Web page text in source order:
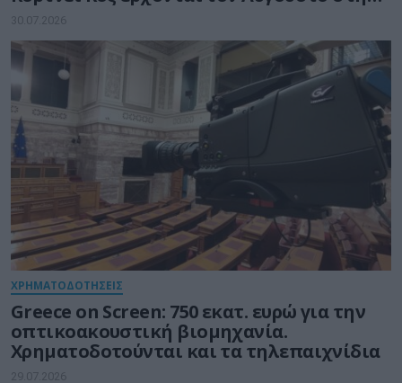
COSMOTE TV
30.07.2026
ΧΡΗΜΑΤΟΔΟΤΗΣΕΙΣ
Greece on Screen: 750 εκατ. ευρώ για την
οπτικοακουστική βιομηχανία.
Χρηματοδοτούνται και τα τηλεπαιχνίδια
29.07.2026